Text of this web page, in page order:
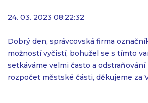
24. 03. 2023 08:22:32
Dobrý den, správcovská firma
možností vyčistí, bohužel se s tímto
setkáváme velmi často a
rozpočet městské části, děkujeme za